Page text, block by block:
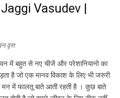
Vasudev |
वृत्त
में बहुत से नए चीजें और परेशानियानो का
है जो एक मानव विकाश के लिए भी जरुरी
में फालतू बाते आती रहती है । कुछ बाते